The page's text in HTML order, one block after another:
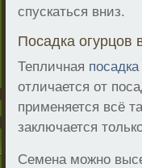
спускаться вниз.
Посадка огурцов
Тепличная
отличается от
применяется всё
заключается
Семена можно